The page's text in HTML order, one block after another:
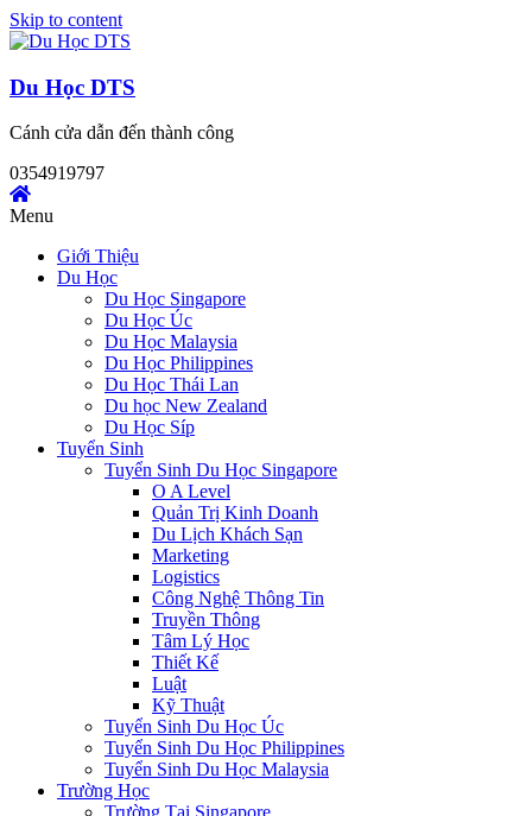
Skip to content
Du Học DTS
Cánh cửa dẫn đến thành công
0354919797
Menu
Giới Thiệu
Du Học
Du Học Singapore
Du Học Úc
Du Học Malaysia
Du Học Philippines
Du Học Thái Lan
Du học New Zealand
Du Học Síp
Tuyển Sinh
Tuyển Sinh Du Học Singapore
O A Level
Quản Trị Kinh Doanh
Du Lịch Khách Sạn
Marketing
Logistics
Công Nghệ Thông Tin
Truyền Thông
Tâm Lý Học
Thiết Kế
Luật
Kỹ Thuật
Tuyển Sinh Du Học Úc
Tuyển Sinh Du Học Philippines
Tuyển Sinh Du Học Malaysia
Trường Học